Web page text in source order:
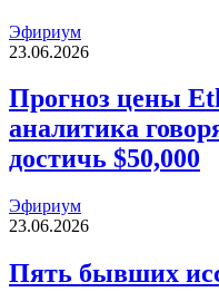
Эфириум
23.06.2026
Прогноз цены
аналитика
достичь $50,000
Эфириум
23.06.2026
Пять бывших